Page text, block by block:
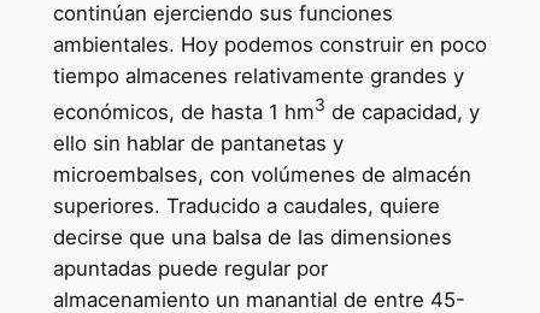
continúan ejerciendo sus funciones
ambientales. Hoy podemos construir en poco
tiempo almacenes relativamente grandes y
económicos, de hasta 1 hm3 de capacidad, y
ello sin hablar de pantanetas y
microembalses, con volúmenes de almacén
superiores. Traducido a caudales, quiere
decirse que una balsa de las dimensiones
apuntadas puede regular por
almacenamiento un manantial de entre 45-